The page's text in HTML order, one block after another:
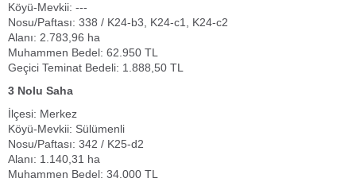
Köyü-Mevkii: ---
Nosu/Paftası: 338 / K24-b3, K24-c1, K24-c2
Alanı: 2.783,96 ha
Muhammen Bedel: 62.950 TL
Geçici Teminat Bedeli: 1.888,50 TL
3 Nolu Saha
İlçesi: Merkez
Köyü-Mevkii: Sülümenli
Nosu/Paftası: 342 / K25-d2
Alanı: 1.140,31 ha
Muhammen Bedel: 34.000 TL